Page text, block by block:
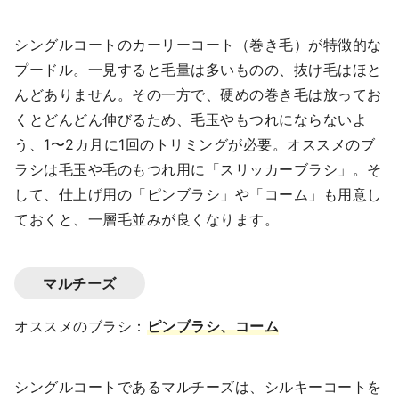
シングルコートのカーリーコート（巻き毛）が特徴的な
プードル。一見すると毛量は多いものの、抜け毛はほと
んどありません。その一方で、硬めの巻き毛は放ってお
くとどんどん伸びるため、毛玉やもつれにならないよ
う、1〜2カ月に1回のトリミングが必要。オススメのブ
ラシは毛玉や毛のもつれ用に「スリッカーブラシ」。そ
して、仕上げ用の「ピンブラシ」や「コーム」も用意し
ておくと、一層毛並みが良くなります。
マルチーズ
オススメのブラシ： ピンブラシ、コーム
シングルコートであるマルチーズは、シルキーコートを